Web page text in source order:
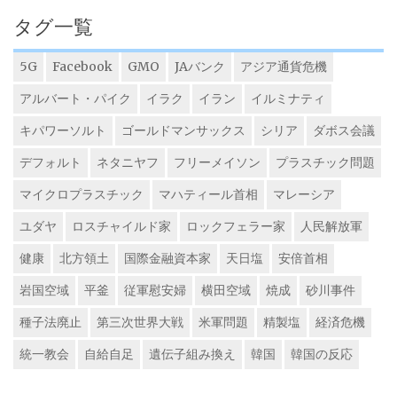
タグ一覧
5G Facebook GMO JAバンク
アジア通貨危機
アルバート・パイク
イラク イラン
イルミナティ
キパワーソルト
ゴールドマンサックス シリア
ダボス会議
デフォルト
ネタニヤフ フリーメイソン
プラスチック問題
マイクロプラスチック
マハティール首相
マレーシア
ユダヤ
ロスチャイルド家 ロックフェラー家
人民解放軍
健康
北方領土 国際金融資本家 天日塩
安倍首相
岩国空域
平釜 従軍慰安婦 横田空域 焼成
砂川事件
種子法廃止
第三次世界大戦 米軍問題 精製塩
経済危機
統一教会
自給自足 遺伝子組み換え 韓国 韓国の反応